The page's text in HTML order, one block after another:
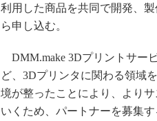
利用した商品を共同で開発、
ら申し込む。
DMM.make 3Dプリントサー
ど、3Dプリンタに関わる領域
境が整ったことにより、より
いくため、パートナーを募集す